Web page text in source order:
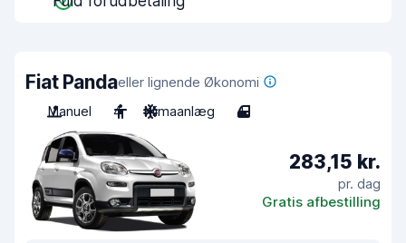
Fiat Pandaeller lignende Økonomi
Manuel
4 Klimaanlæg 4
283,15 kr.
pr. dag
Gratis afbestilling